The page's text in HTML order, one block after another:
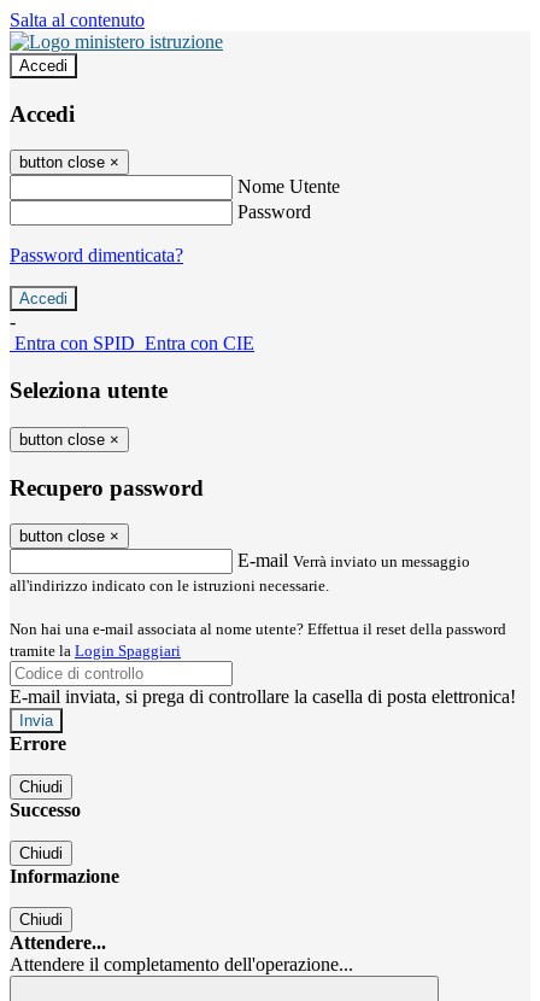
Salta al contenuto
Accedi
Accedi
button close ×
Nome Utente
Password
Password dimenticata?
-
Entra con SPID Entra con CIE
Seleziona utente
button close ×
Recupero password
button close ×
E-mail Verrà inviato un messaggio
all'indirizzo indicato con le istruzioni necessarie.
Non hai una e-mail associata al nome utente? Effettua il reset della password
tramite la Login Spaggiari
E-mail inviata, si prega di controllare la casella di posta elettronica!
Errore
Chiudi
Successo
Chiudi
Informazione
Chiudi
Attendere...
Attendere il completamento dell'operazione...